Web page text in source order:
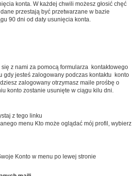
konta. W każdej chwili możesz głosić chęć
przestają być przetwarzane w bazie
90 dni od daty usunięcia konta.
z nami za pomocą formularza kontaktowego
gdy jesteś zalogowany podczas kontaktu konto
zalogowany otrzymasz maile prośbę o
konto zostanie usunięte w ciągu kilu dni.
z tego linku
menu Kto może oglądać mój profil, wybierz
Konto w menu po lewej stronie